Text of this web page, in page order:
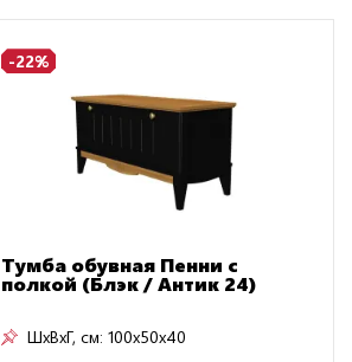
-22%
Тумба обувная Пенни с
полкой (Блэк / Антик 24)
ШxВxГ, см: 100x50x40